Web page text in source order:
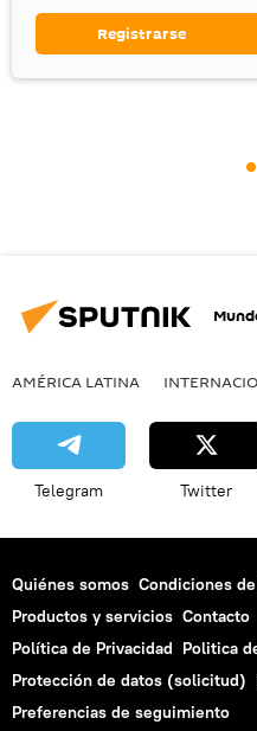
Registrarse
AMÉRICA LATINA
Telegram Twitter
Quiénes somos Condiciones
Productos y servicios Contacto
Política de Privacidad Politica
Protección de datos (solicitud)
Preferencias de seguimiento